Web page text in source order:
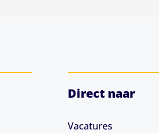
Direct naar
Vacatures